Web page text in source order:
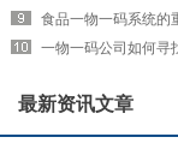
食品一物一码系统的
一物一码公司如何寻
最新资讯文章